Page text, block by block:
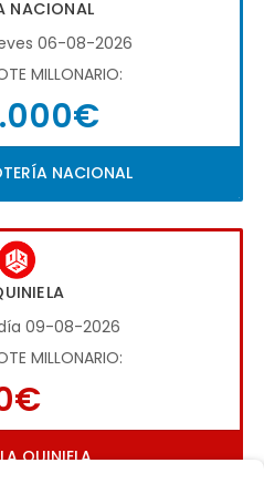
NACIONAL
06-08-2026
MILLONARIO:
NACIONAL
09-08-2026
MILLONARIO:
QUINIELA